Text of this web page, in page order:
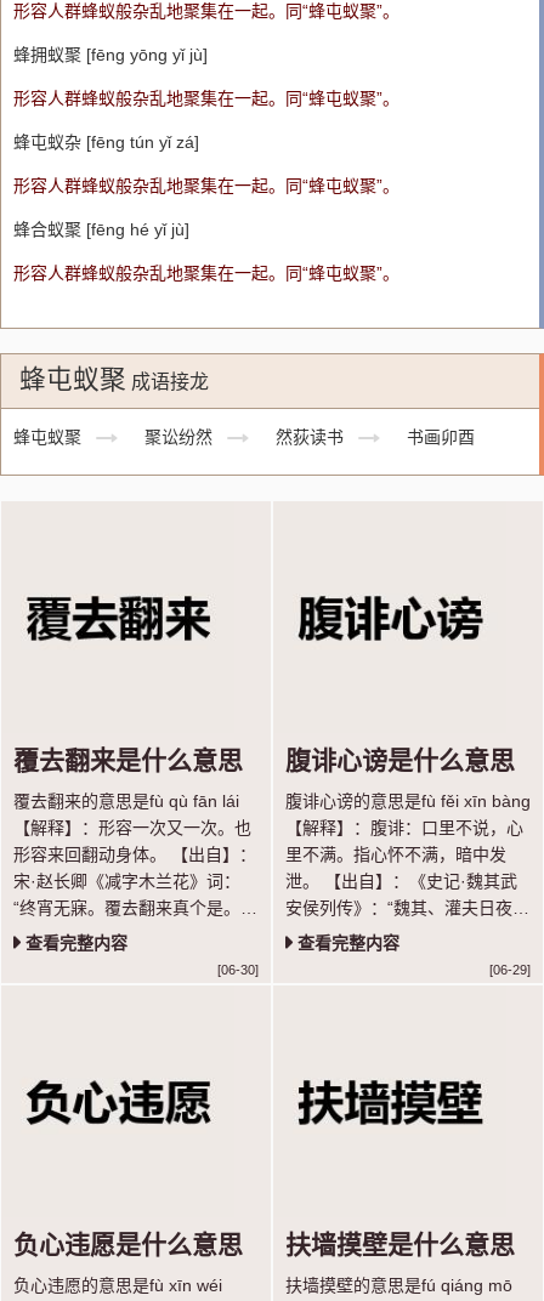
形容人群蜂蚁般杂乱地聚集在一起。同“蜂屯蚁聚”。
蜂拥蚁聚 [fēng yōng yǐ jù]
形容人群蜂蚁般杂乱地聚集在一起。同“蜂屯蚁聚”。
蜂屯蚁杂 [fēng tún yǐ zá]
形容人群蜂蚁般杂乱地聚集在一起。同“蜂屯蚁聚”。
蜂合蚁聚 [fēng hé yǐ jù]
形容人群蜂蚁般杂乱地聚集在一起。同“蜂屯蚁聚”。
蜂屯蚁聚 成语接龙
蜂屯蚁聚 聚讼纷然 然荻读书 书画卯酉
覆去翻来是什么意思
覆去翻来的意思是fù qù fān lái
【解释】：形容一次又一次。也
形容来回翻动身体。 【出自】：
宋·赵长卿《减字木兰花》词：
“终宵无寐。覆去翻来真个是。屈
指归期。” 【示例】：恶暖憎
寒，～病几般。 ◎明·全道人
查看完整内容
[06-30]
腹诽心谤是什么意思
腹诽心谤的意思是fù fěi xīn bàng
【解释】：腹诽：口里不说，心
里不满。指心怀不满，暗中发
泄。 【出自】：《史记·魏其武
安侯列传》：“魏其、灌夫日夜招
聚天下豪杰壮士与论议，腹非而
心谤。” 【语法】：联合式；作
查看完整内容
[06-29]
负心违愿是什么意思
负心违愿的意思是fù xīn wéi
扶墙摸壁是什么意思
扶墙摸壁的意思是fú qiáng mō